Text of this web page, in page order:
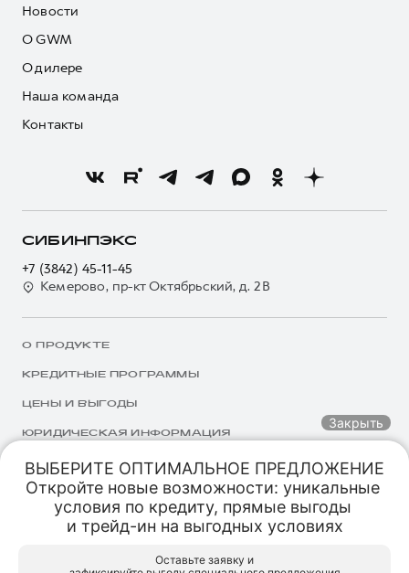
Новости
О GWM
О дилере
Наша команда
Контакты
СИБИНПЭКС
+7 (3842) 45-11-45
Кемерово, пр-кт Октябрьский, д. 2В
О ПРОДУКТЕ
КРЕДИТНЫЕ ПРОГРАММЫ
ЦЕНЫ И ВЫГОДЫ
ЮРИДИЧЕСКАЯ ИНФОРМАЦИЯ
© 2026 ООО «Грейт Волл Мотор Рус»
© 2026 ООО «Автоцентр Кемерово»
Политика конфиденциальности
Юридическая информация
Закрыть
ВЫБЕРИТЕ ОПТИМАЛЬНОЕ ПРЕДЛОЖЕНИЕ
Откройте новые возможности: уникальные
условия по кредиту, прямые выгоды
и трейд-ин на выгодных условиях
Оставьте заявку и
Кемерово, проспект Октябрьский, д. 2В
Обмен авто Спецпредложения Заказать Меню
Специальные предложения
Кемерово, проспект Октябрьский, д. 2В